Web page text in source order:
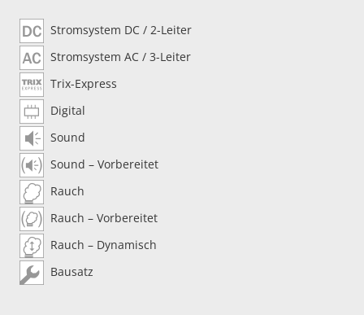
Stromsystem DC / 2-Leiter
Stromsystem AC / 3-Leiter
Trix-Express
Digital
Sound
Sound – Vorbereitet
Rauch
Rauch – Vorbereitet
Rauch – Dynamisch
Bausatz